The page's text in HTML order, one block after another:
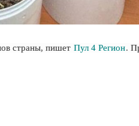
страны, пишет Пул 4 Регион.